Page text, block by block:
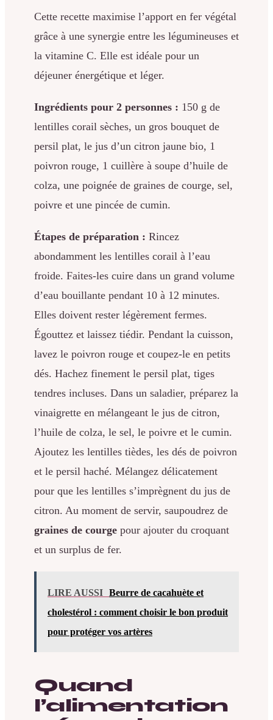
Cette recette maximise l’apport en fer végétal
grâce à une synergie entre les légumineuses et
la vitamine C. Elle est idéale pour un
déjeuner énergétique et léger.
Ingrédients pour 2 personnes : 150 g de
lentilles corail sèches, un gros bouquet de
persil plat, le jus d’un citron jaune bio, 1
poivron rouge, 1 cuillère à soupe d’huile de
colza, une poignée de graines de courge, sel,
poivre et une pincée de cumin.
Étapes de préparation : Rincez
abondamment les lentilles corail à l’eau
froide. Faites-les cuire dans un grand volume
d’eau bouillante pendant 10 à 12 minutes.
Elles doivent rester légèrement fermes.
Égouttez et laissez tiédir. Pendant la cuisson,
lavez le poivron rouge et coupez-le en petits
dés. Hachez finement le persil plat, tiges
tendres incluses. Dans un saladier, préparez la
vinaigrette en mélangeant le jus de citron,
l’huile de colza, le sel, le poivre et le cumin.
Ajoutez les lentilles tièdes, les dés de poivron
et le persil haché. Mélangez délicatement
pour que les lentilles s’imprègnent du jus de
citron. Au moment de servir, saupoudrez de
graines de courge pour ajouter du croquant
et un surplus de fer.
LIRE AUSSI Beurre de cacahuète et
cholestérol : comment choisir le bon produit
pour protéger vos artères
Quand
l’alimentation